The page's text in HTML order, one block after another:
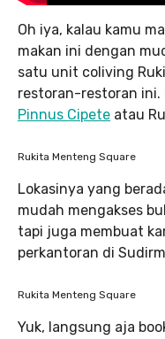
Oh iya, kalau kamu
makan ini dengan
satu unit coliving
restoran-restoran ini.
Pinnus Cipete atau
Rukita Menteng Square
Lokasinya yang
mudah mengakses
tapi juga membuat
perkantoran di
Rukita Menteng Square
Yuk, langsung aja